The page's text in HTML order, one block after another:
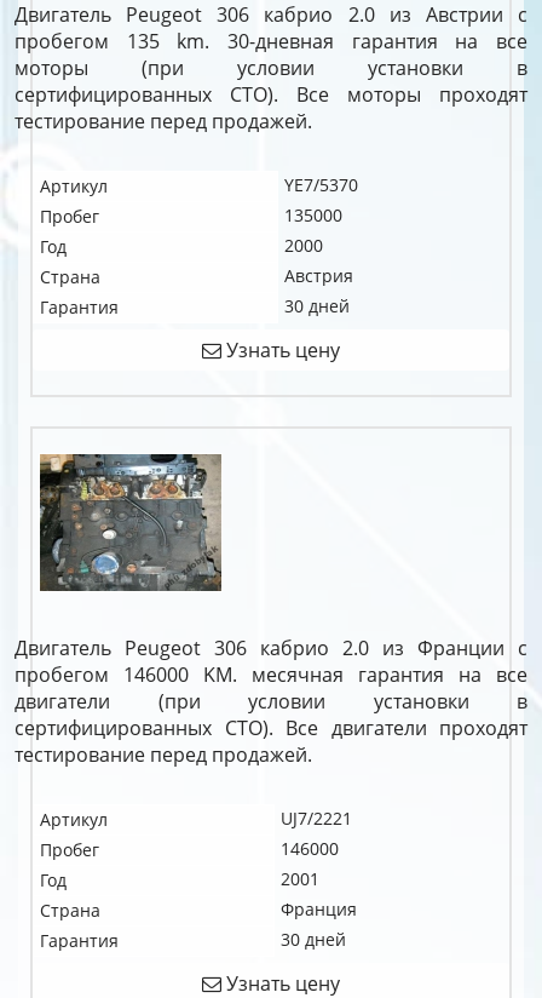
Двигатель Peugeot 306 кабрио 2.0 из Австрии с
пробегом 135 km. 30-дневная гарантия на все
моторы (при условии установки в
сертифицированных СТО). Все моторы проходят
тестирование перед продажей.
Артикул
YE7/5370
Пробег
135000
Год
2000
Страна
Австрия
Гарантия
30 дней
Узнать цену
Двигатель Peugeot 306 кабрио 2.0 из Франции с
пробегом 146000 KM. месячная гарантия на все
двигатели (при условии установки в
сертифицированных СТО). Все двигатели проходят
тестирование перед продажей.
Артикул
UJ7/2221
Пробег
146000
Год
2001
Страна
Франция
Гарантия
30 дней
Узнать цену